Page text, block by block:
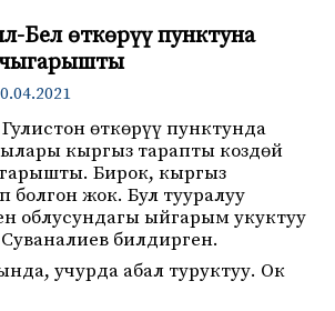
Бел өткөрүү пунктуна
өткөрүү пунктунда
кыргыз тарапты коздөй
Бирок, кыргыз
болгон жок. Бул тууралуу
облусундагы ыйгарым укуктуу
билдирген.
учурда абал туруктуу. Ок